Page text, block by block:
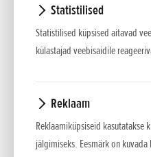
Statistilised
Statistilised küpsised aitavad
külastajad veebisaidile
Reklaam
Reklaamiküpsiseid kasutatakse
jälgimiseks. Eesmärk on
ilma ummistuste ja
Kestvust ja kulumiskindlust
varustatud ränikarbiidust
kõrgetel pööretel.
pumba kontrollimise ja